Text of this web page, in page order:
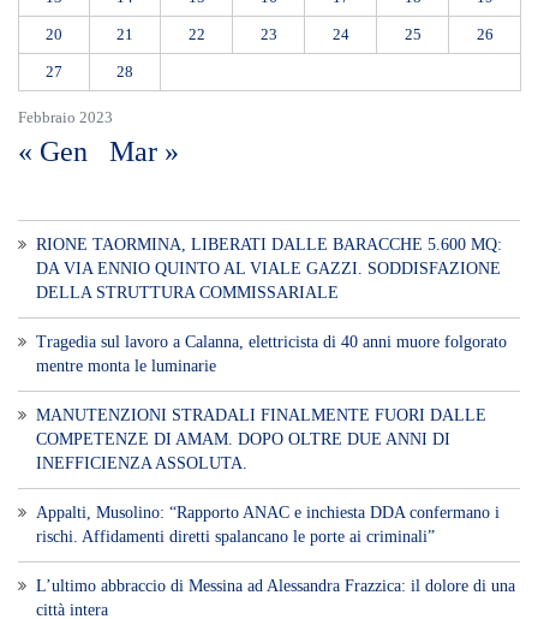
Febbraio 2023
20 21 22 23 24 25 26
27 28
« Gen Mar »
RIONE TAORMINA, LIBERATI DALLE BARACCHE 5.600 MQ:
DA VIA ENNIO QUINTO AL VIALE GAZZI. SODDISFAZIONE
DELLA STRUTTURA COMMISSARIALE
Tragedia sul lavoro a Calanna, elettricista di 40 anni muore folgorato
mentre monta le luminarie
MANUTENZIONI STRADALI FINALMENTE FUORI DALLE
COMPETENZE DI AMAM. DOPO OLTRE DUE ANNI DI
INEFFICIENZA ASSOLUTA.
​Appalti, Musolino: “Rapporto ANAC e inchiesta DDA confermano i
rischi. Affidamenti diretti spalancano le porte ai criminali”
L’ultimo abbraccio di Messina ad Alessandra Frazzica: il dolore di una
città intera